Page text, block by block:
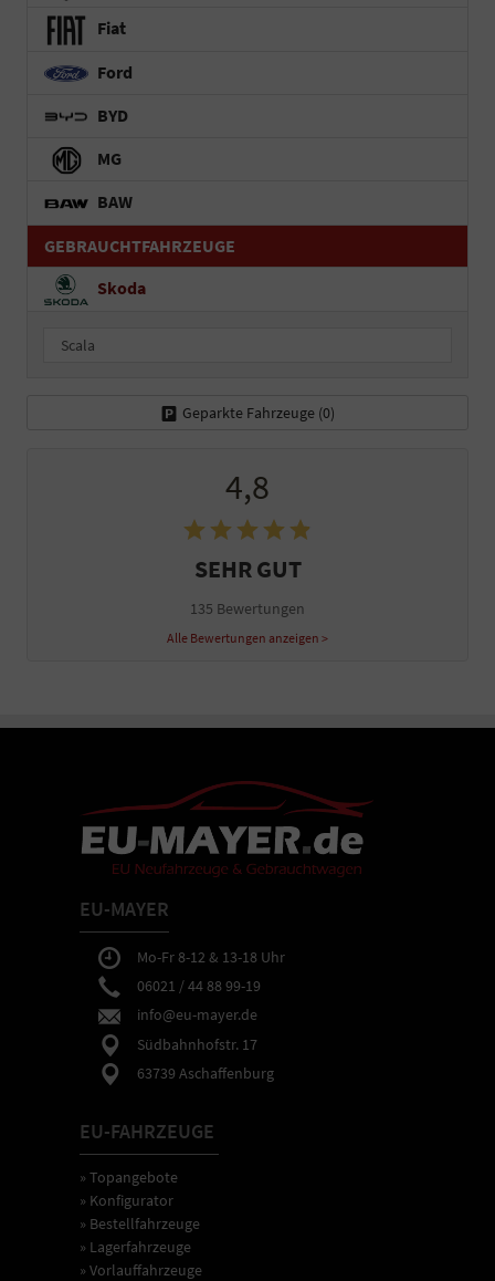
Fiat
Ford
BYD
MG
BAW
GEBRAUCHTFAHRZEUGE
Skoda
Scala
Geparkte Fahrzeuge (0)
4,8
SEHR GUT
135 Bewertungen
Alle Bewertungen anzeigen >
EU-MAYER
Mo-Fr 8-12 & 13-18 Uhr
06021 / 44 88 99-19
info@eu-mayer.de
Südbahnhofstr. 17
63739 Aschaffenburg
EU-FAHRZEUGE
» Topangebote
» Konfigurator
» Bestellfahrzeuge
» Lagerfahrzeuge
» Vorlauffahrzeuge